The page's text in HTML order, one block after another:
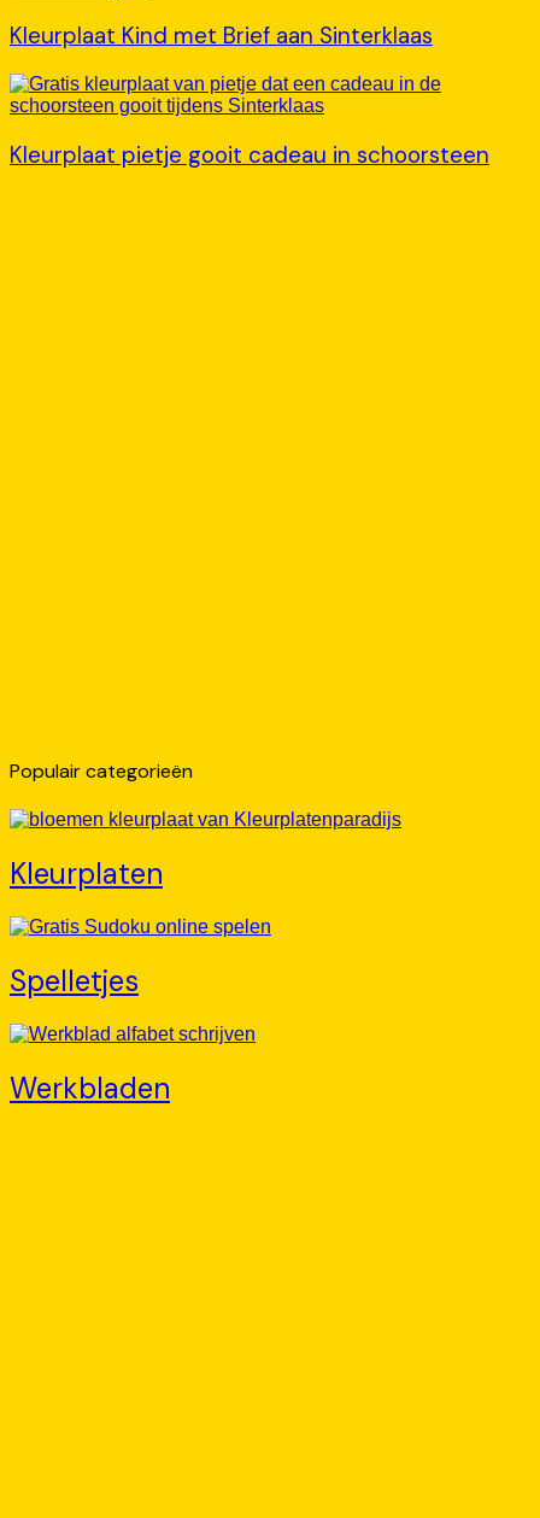
Kleurplaat Kind met Brief aan Sinterklaas
Kleurplaat pietje gooit cadeau in schoorsteen
Populair categorieën
Kleurplaten
Spelletjes
Werkbladen